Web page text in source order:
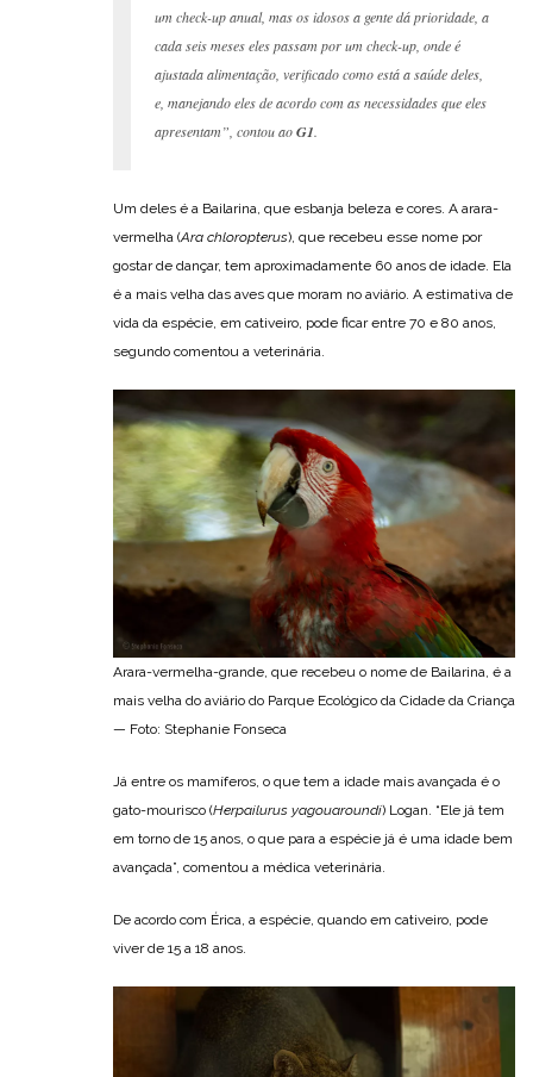
umcheck-upanual, mas os idosos a gente dá prioridade, a
cada seis meses eles passam por umcheck-up , onde é
ajustada alimentação, verificado como está a saúde deles,
e, manejando eles de acordo com as necessidades que eles
apresentam”, contou aoG1
Um deles é a Bailarina, que esbanja beleza e cores. A arara-
vermelha (Ara chloropterus), que recebeu esse nome por
gostar de dançar, tem aproximadamente 60 anos de idade. Ela
é a mais velha das aves que moram no aviário. A estimativa de
vida da espécie, em cativeiro, pode ficar entre 70 e 80 anos,
segundo comentou a veterinária.
Arara-vermelha-grande, que recebeu o nome de Bailarina, é a
mais velha do aviário do Parque Ecológico da Cidade da Criança
— Foto: Stephanie Fonseca
Já entre os mamíferos, o que tem a idade mais avançada é o
gato-mourisco (Herpailurus yagouaroundi) Logan. “Ele já tem
em torno de 15 anos, o que para a espécie já é uma idade bem
avançada”, comentou a médica veterinária.
De acordo com Érica, a espécie, quando em cativeiro, pode
viver de 15 a 18 anos.